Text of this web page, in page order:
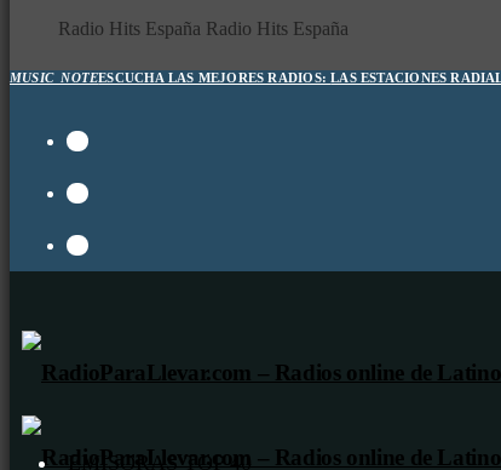
Radio Hits España Radio Hits España
MUSIC_NOTEESCUCHA LAS MEJORES RADIOS:LAS ESTACIONES
EMISORAS TOP 40